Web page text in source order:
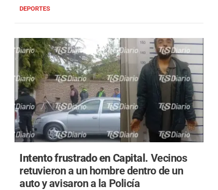
DEPORTES
Intento frustrado en Capital. Vecinos
retuvieron a un hombre dentro de un
auto y avisaron a la Policía